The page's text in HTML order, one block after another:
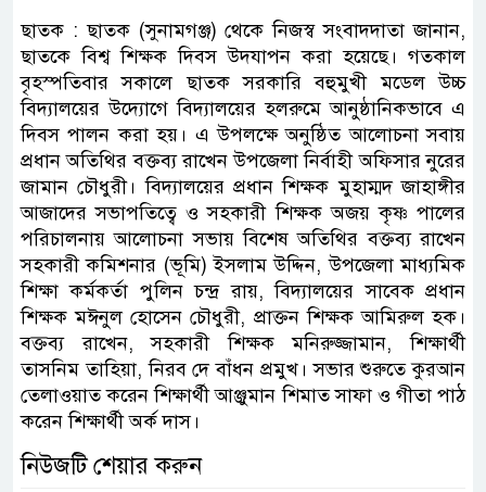
ছাতক : ছাতক (সুনামগঞ্জ) থেকে নিজস্ব সংবাদদাতা জানান,
ছাতকে বিশ্ব শিক্ষক দিবস উদযাপন করা হয়েছে। গতকাল
বৃহস্পতিবার সকালে ছাতক সরকারি বহুমুখী মডেল উচ্চ
বিদ্যালয়ের উদ্যোগে বিদ্যালয়ের হলরুমে আনুষ্ঠানিকভাবে এ
দিবস পালন করা হয়। এ উপলক্ষে অনুষ্ঠিত আলোচনা সবায়
প্রধান অতিথির বক্তব্য রাখেন উপজেলা নির্বাহী অফিসার নুরের
জামান চৌধুরী। বিদ্যালয়ের প্রধান শিক্ষক মুহাম্মদ জাহাঙ্গীর
আজাদের সভাপতিত্বে ও সহকারী শিক্ষক অজয় কৃষ্ণ পালের
পরিচালনায় আলোচনা সভায় বিশেষ অতিথির বক্তব্য রাখেন
সহকারী কমিশনার (ভূমি) ইসলাম উদ্দিন, উপজেলা মাধ্যমিক
শিক্ষা কর্মকর্তা পুলিন চন্দ্র রায়, বিদ্যালয়ের সাবেক প্রধান
শিক্ষক মঈনুল হোসেন চৌধুরী, প্রাক্তন শিক্ষক আমিরুল হক।
বক্তব্য রাখেন, সহকারী শিক্ষক মনিরুজ্জামান, শিক্ষার্থী
তাসনিম তাহিয়া, নিরব দে বাঁধন প্রমুখ। সভার শুরুতে কুরআন
তেলাওয়াত করেন শিক্ষার্থী আঞ্জুমান শিমাত সাফা ও গীতা পাঠ
করেন শিক্ষার্থী অর্ক দাস।
নিউজটি শেয়ার করুন